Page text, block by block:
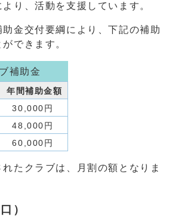
り、活動を支援しています。
金交付要綱により、下記の補助
できます。
補助金
年間補助金額
30,000円
48,000円
60,000円
たクラブは、月割の額となりま
）